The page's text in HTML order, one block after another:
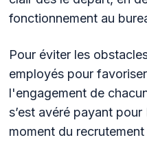
fonctionnement au
Pour éviter les
employés pour
l'engagement de
s’est avéré payant pour
moment du